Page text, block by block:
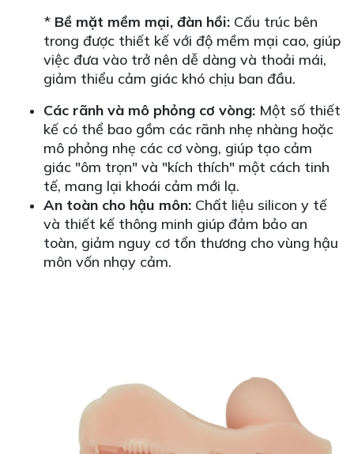
* Bề mặt mềm mại, đàn hồi: Cấu trúc bên
trong được thiết kế với độ mềm mại cao, giúp
việc đưa vào trở nên dễ dàng và thoải mái,
giảm thiểu cảm giác khó chịu ban đầu.
Các rãnh và mô phỏng cơ vòng: Một số thiết
kế có thể bao gồm các rãnh nhẹ nhàng hoặc
mô phỏng nhẹ các cơ vòng, giúp tạo cảm
giác "ôm trọn" và "kích thích" một cách tinh
tế, mang lại khoái cảm mới lạ.
An toàn cho hậu môn: Chất liệu silicon y tế
và thiết kế thông minh giúp đảm bảo an
toàn, giảm nguy cơ tổn thương cho vùng hậu
môn vốn nhạy cảm.